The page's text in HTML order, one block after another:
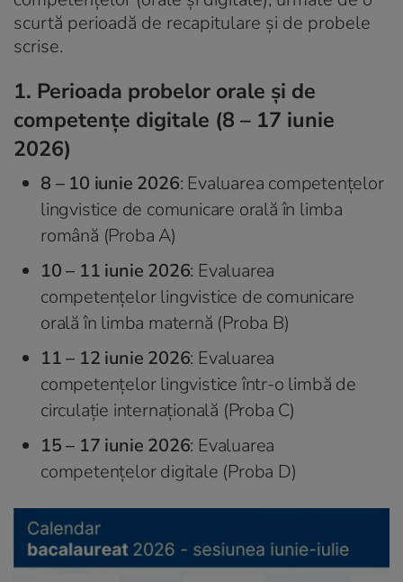
scurtă perioadă de recapitulare și de probele
scrise.
1. Perioada probelor orale și de
competențe digitale (8 – 17 iunie
2026)
8 – 10 iunie 2026: Evaluarea competențelor
lingvistice de comunicare orală în limba
română (Proba A)
10 – 11 iunie 2026: Evaluarea
competențelor lingvistice de comunicare
orală în limba maternă (Proba B)
11 – 12 iunie 2026: Evaluarea
competențelor lingvistice într-o limbă de
circulație internațională (Proba C)
15 – 17 iunie 2026: Evaluarea
competențelor digitale (Proba D)